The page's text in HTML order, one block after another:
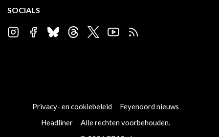
SOCIALS
Privacy- en cookiebeleid
Feyenoord nieuws
Headliner
Alle rechten voorbehouden.